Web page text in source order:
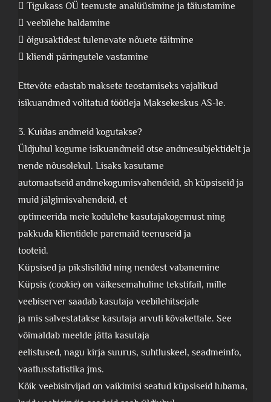
 Tigukass OÜ teenuste analüüsimine ja täiustamine
 veebilehe haldamine
 õigusaktidest tulenevate nõuete täitmine
 kliendi päringutele vastamine
Ettevõte edastab maksete teostamiseks vajalikud
isikuandmed volitatud töötleja Maksekeskus AS-le.
3. Kuidas andmeid kogutakse?
Üldjuhul kogume isikuandmeid otse andmesubjektidelt ja
nende nõusolekul. Lisaks kasutame
automaatseid andmekogumisvahendeid, sh küpsiseid ja
muid jälgimisvahendeid, et
optimeerida meie kodulehe kasutajakogemust ning
pakkuda klientidele paremaid teenuseid ja
tooteid.
Küpsised ja pikslisildid ning nendest vabanemine
Küpsis (cookie) on väikesemahuline tekstifail, mille
veebiserver saadab kasutaja veebilehitsejale
ja mis salvestatakse kasutaja arvuti kõvakettale. See
võimaldab meelde jätta kasutaja
eelistused, nagu kirja suurus, suhtluskeel, seadmeinfo,
vaatlusstatistika jms.
Kõik veebisirvijad on vaikimisi seatud küpsiseid lubama,